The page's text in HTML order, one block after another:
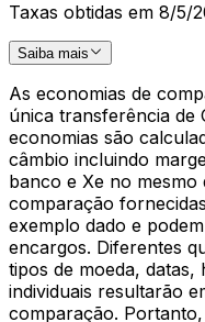
Taxas obtidas em 8/5/
Saiba mais
As economias de
única transferência de
economias são
câmbio incluindo
banco e Xe no mesmo
comparação
exemplo dado e
encargos. Diferentes
tipos de moeda,
individuais resultarão
comparação.